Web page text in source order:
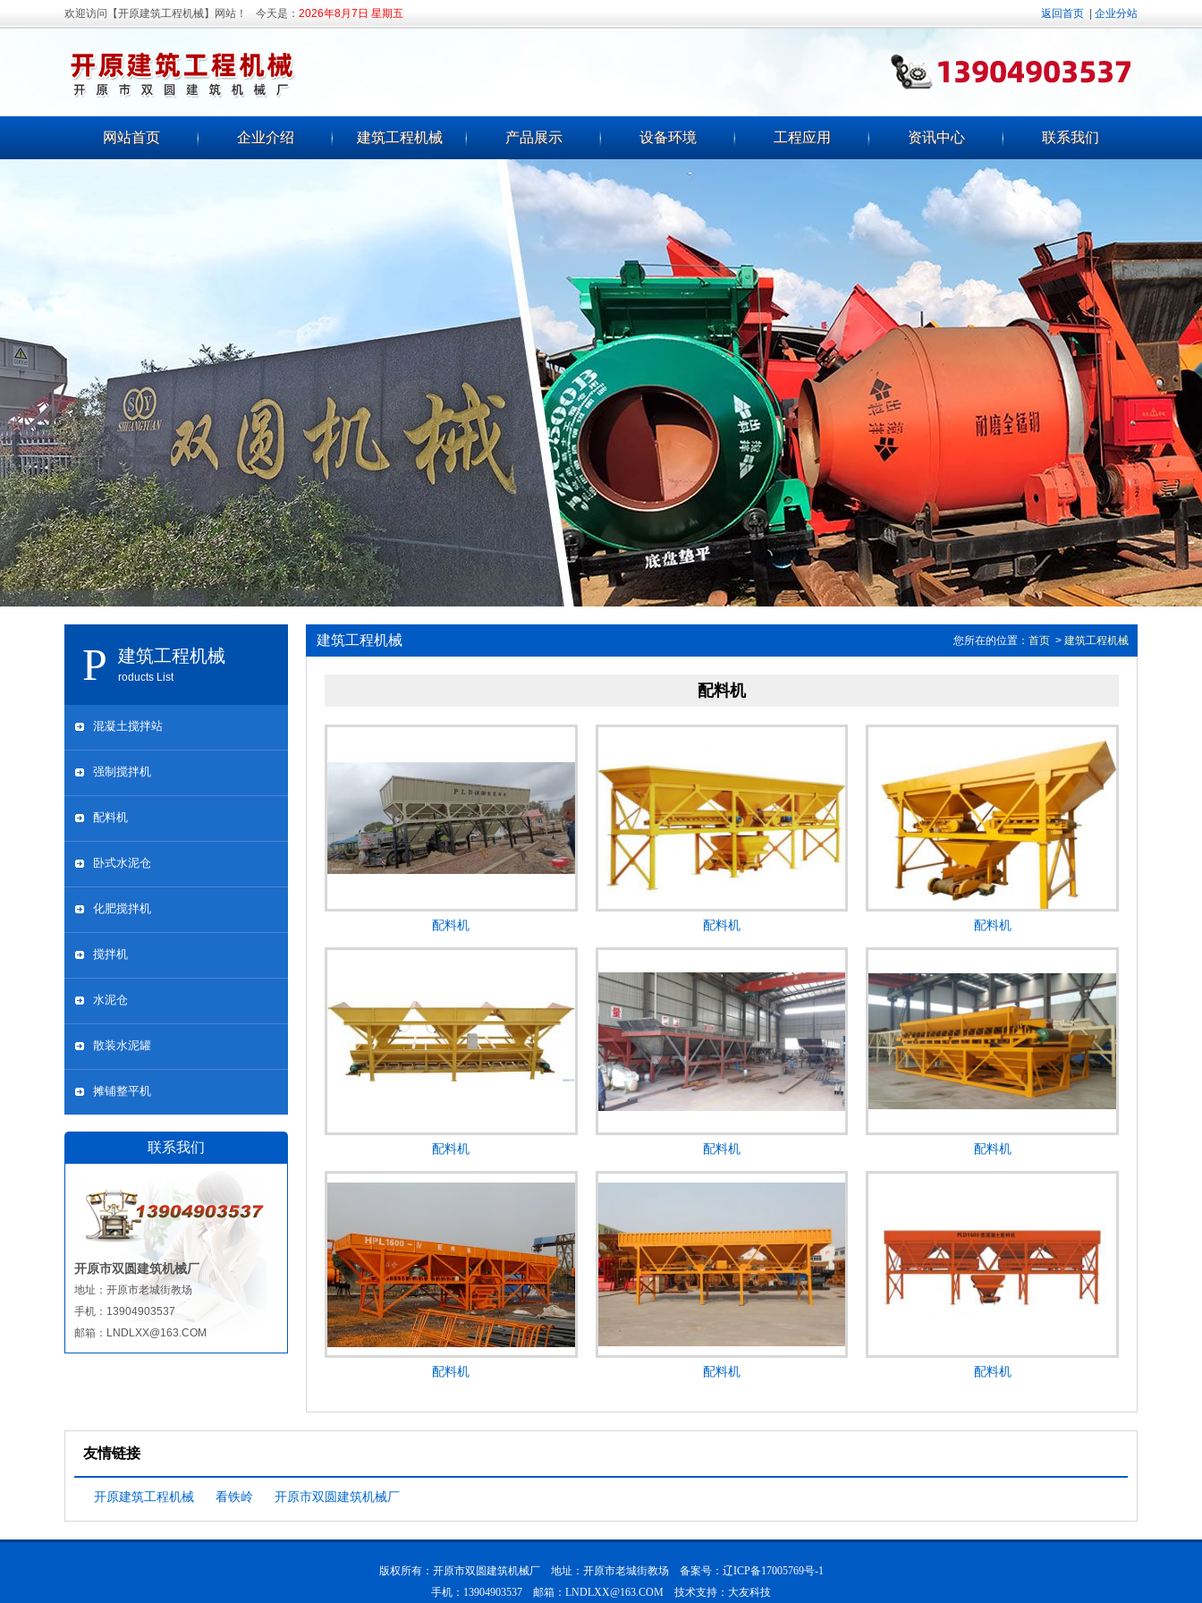
欢迎访问【开原建筑工程机械】网站！ 今天是： 2026年8月7日 星期五 返回首页 企业分站
网站首页 企业介绍 建筑工程机械 产品展示 设备环境 工程应用 资讯中心 联系我们
建筑工程机械
roducts List
混凝土搅拌站
强制搅拌机
配料机
卧式水泥仓
化肥搅拌机
搅拌机
水泥仓
散装水泥罐
摊铺整平机
联系我们
开原市双圆建筑机械厂
地址：开原市老城街教场
手机：13904903537
邮箱：LNDLXX@163.COM
建筑工程机械 您所在的位置： 首页 > 建筑工程机械
配料机
配料机 配料机 配料机
配料机 配料机 配料机
配料机 配料机 配料机
友情链接
开原建筑工程机械 看铁岭 开原市双圆建筑机械厂
版权所有：开原市双圆建筑机械厂 地址：开原市老城街教场 备案号： 辽ICP备17005769号-1
手机：13904903537 邮箱：LNDLXX@163.COM 技术支持： 大友科技